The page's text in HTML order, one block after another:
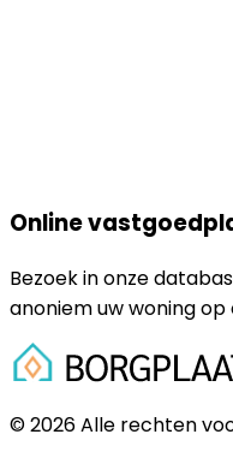
Online
Bezoek in onze
anoniem uw woning
© 2026 Alle rechten